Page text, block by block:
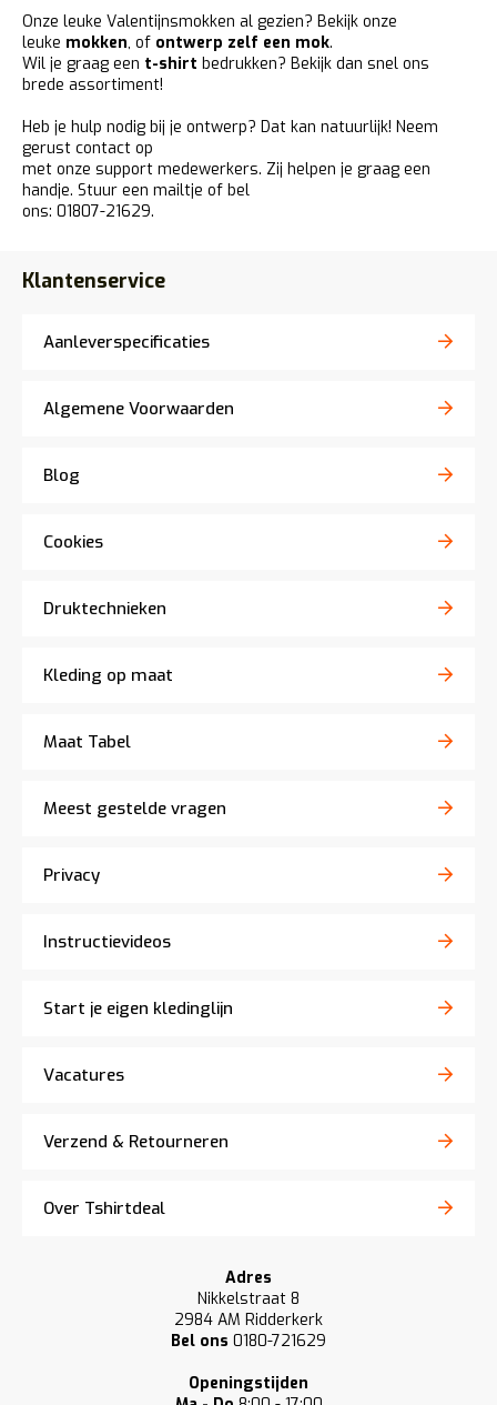
Onze leuke Valentijnsmokken al gezien? Bekijk onze
leuke mokken, of ontwerp zelf een mok.
Wil je graag een t-shirt bedrukken? Bekijk dan snel ons
brede assortiment!
Heb je hulp nodig bij je ontwerp? Dat kan natuurlijk! Neem
gerust contact op
met onze support medewerkers. Zij helpen je graag een
handje. Stuur een mailtje of bel
ons: 01807-21629.
Klantenservice
Aanleverspecificaties
Algemene Voorwaarden
Blog
Cookies
Druktechnieken
Kleding op maat
Maat Tabel
Meest gestelde vragen
Privacy
Instructievideos
Start je eigen kledinglijn
Vacatures
Verzend & Retourneren
Over Tshirtdeal
Adres
Nikkelstraat 8
2984 AM Ridderkerk
Bel ons 0180-721629
Openingstijden